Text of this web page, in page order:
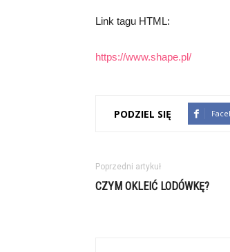
Link tagu HTML:
https://www.shape.pl/
PODZIEL SIĘ
Poprzedni artykuł
CZYM OKLEIĆ LODÓWKĘ?